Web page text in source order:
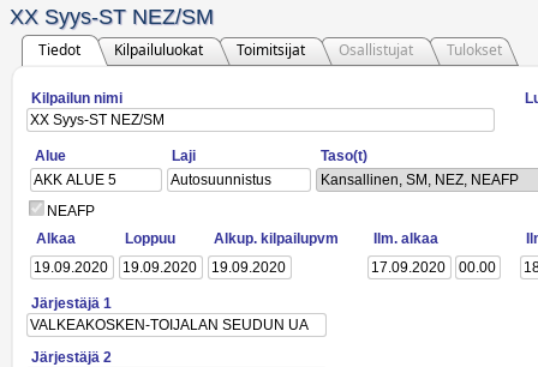
XX Syys-ST NEZ/SM
Tiedot Kilpailuluokat Toimitsijat Osallistujat Tulokset
Kilpailun nimi
Alue Laji
Taso(t)
Kansallinen, SM, NEZ, NEAFP
NEAFP
Alkaa
Loppuu Alkup. kilpailupvm Ilm. alkaa
Järjestäjä 1
Järjestäjä 2